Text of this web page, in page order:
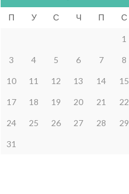
П У С Ч П С
1
3 4 5 6 7 8
10 11 12 13 14 15
17 18 19 20 21 22
24 25 26 27 28 29
31